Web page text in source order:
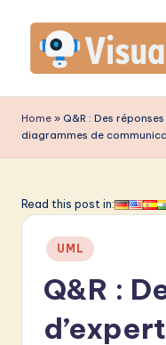
content
is
u
li
A
Home » Q&R : Des
diagrammes de
Read this post in:
Posted
in
UML
Q&R :